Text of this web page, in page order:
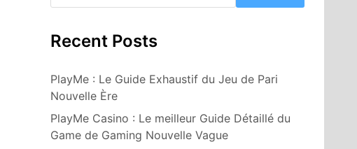
Recent Posts
PlayMe : Le Guide Exhaustif du Jeu de Pari
Nouvelle Ère
PlayMe Casino : Le meilleur Guide Détaillé du
Game de Gaming Nouvelle Vague